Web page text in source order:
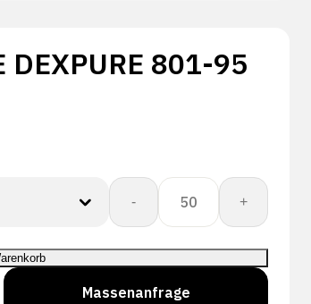
DEXPURE 801-95
-
PERFECT
GLOVE
DEXPURE
801-
95
+
Massenanfrage